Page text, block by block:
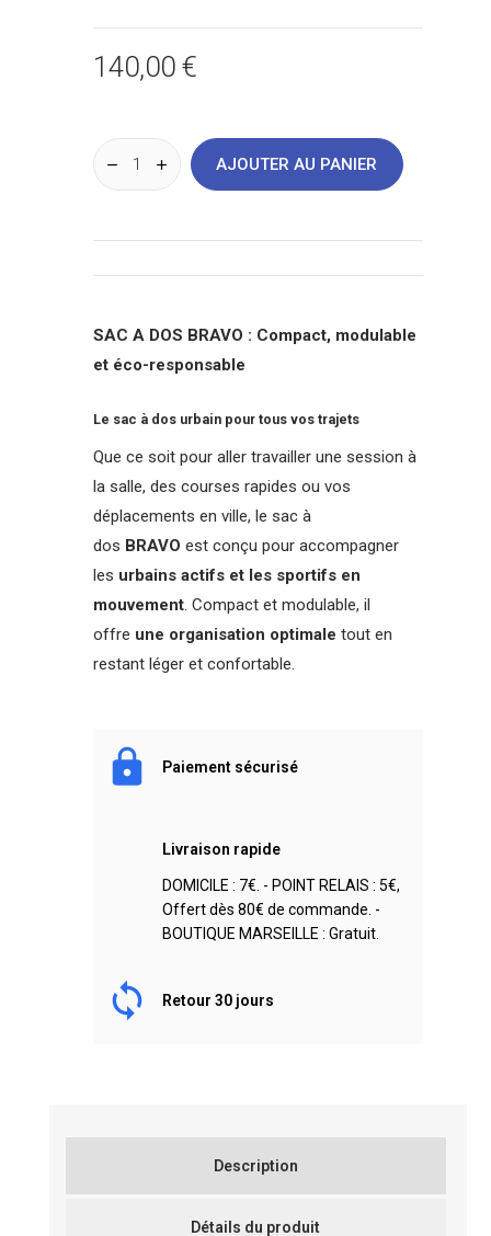
140,00 €
AJOUTER AU PANIER
SAC A DOS BRAVO : Compact, modulable
et éco-responsable
Le sac à dos urbain pour tous vos trajets
Que ce soit pour aller travailler une session à
la salle, des courses rapides ou vos
déplacements en ville, le sac à
dos BRAVO est conçu pour accompagner
les urbains actifs et les sportifs en
mouvement. Compact et modulable, il
offre une organisation optimale tout en
restant léger et confortable.
Paiement sécurisé
Livraison rapide
DOMICILE : 7€. - POINT RELAIS : 5€,
Offert dès 80€ de commande. -
BOUTIQUE MARSEILLE : Gratuit.
Retour 30 jours
Description
Détails du produit